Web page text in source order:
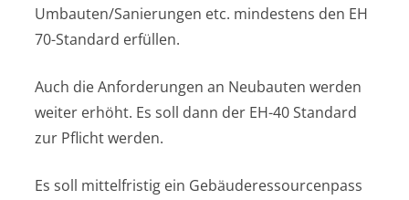
Umbauten/Sanierungen etc. mindestens den EH
70-Standard erfüllen.
Auch die Anforderungen an Neubauten werden
weiter erhöht. Es soll dann der EH-40 Standard
zur Pflicht werden.
Es soll mittelfristig ein Gebäuderessourcenpass